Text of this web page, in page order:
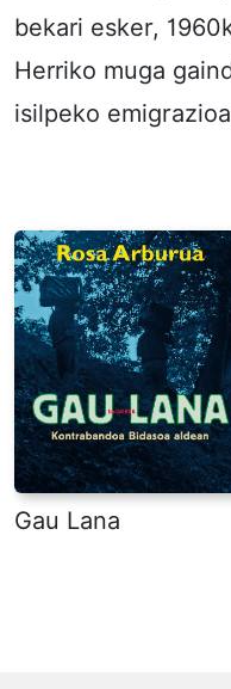
bekari esker,
Herriko muga
isilpeko
Gau Lana